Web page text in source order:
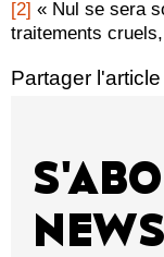
[2] « Nul se sera
traitements
Partager l'article